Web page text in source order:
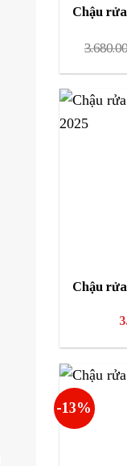
Chậu
Chậu
-13%